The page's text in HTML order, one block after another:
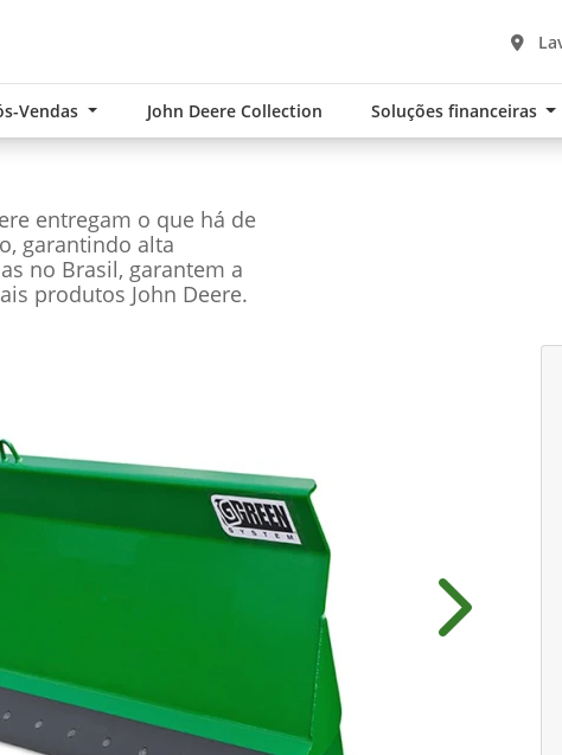
Vendas John Deere Collection Soluções financeiras
entregam o que há de
garantindo alta
no Brasil, garantem a
produtos John Deere.
Próximo